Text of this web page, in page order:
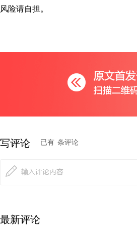
风险请自担。
写评论 已有 条评论
最新评论